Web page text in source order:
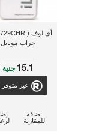
جراب موبايل
15.1 جنية
غير متوفر
اضافة
للمقارنة